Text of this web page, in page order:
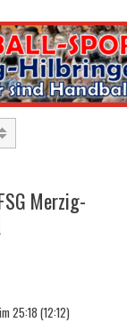
Merzig-
25:18 (12:12)